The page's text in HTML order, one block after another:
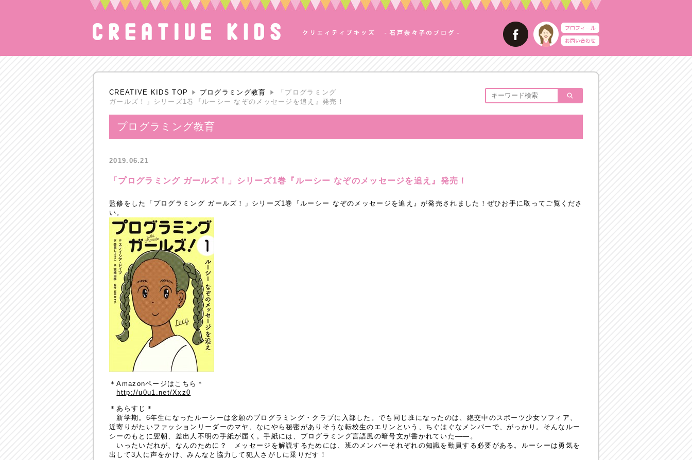
CREATIVE KIDS TOP プログラミング教育
「プログラミング
ガールズ！」シリーズ1巻『ルーシー なぞのメッセージを追え』発売！
プログラミング教育
2019.06.21
「プログラミング ガールズ！」シリーズ1巻『ルーシー なぞのメッセージを追え』発売！
監修をした「プログラミング ガールズ！」シリーズ1巻『ルーシー なぞのメッセージを追え』が発売されました！ぜひお手に取ってご覧くださ
い。
＊Amazonページはこちら＊
http://u0u1.net/Xxz0
＊あらすじ＊
新学期。6年生になったルーシーは念願のプログラミング・クラブに入部した。でも同じ班になったのは、絶交中のスポーツ少女ソフィア、
近寄りがたいファッションリーダーのマヤ、なにやら秘密がありそうな転校生のエリンという、ちぐはぐなメンバーで、がっかり。そんなルー
シーのもとに翌朝、差出人不明の手紙が届く。手紙には、プログラミング言語風の暗号文が書かれていた——。
いったいだれが、なんのために？ メッセージを解読するためには、班のメンバーそれぞれの知識を動員する必要がある。ルーシーは勇気を
出して3人に声をかけ、みんなと協力して犯人さがしに乗りだす！